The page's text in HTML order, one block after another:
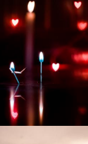
Смотреть проект